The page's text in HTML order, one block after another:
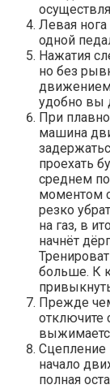
Левая нога
одной
Нажатия
но без
движением.
удобно вы
При
машина
проехать
среднем
моментом
резко
на газ, в
начнёт
больше. К
Прежде
отключите
Сцепление
начало
полная